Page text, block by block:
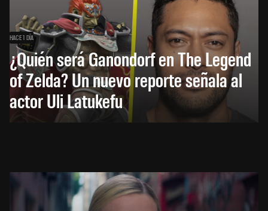
HACE 1 DÍA
¿Quién será Ganondorf en The Legend
of Zelda? Un nuevo reporte señala al
actor Uli Latukefu